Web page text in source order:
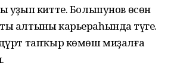
уҙып китте. Большунов өсөн
алтыны карьераһында тәүге.
тапҡыр көмөш миҙалға